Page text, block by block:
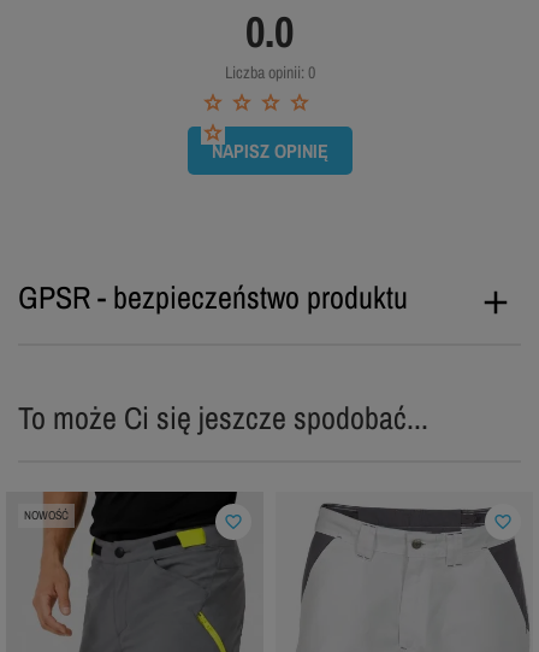
0.0
Liczba opinii: 0
NAPISZ OPINIĘ
GPSR - bezpieczeństwo produktu
To może Ci się jeszcze spodobać...
NOWOŚĆ favorite_border favorite_border